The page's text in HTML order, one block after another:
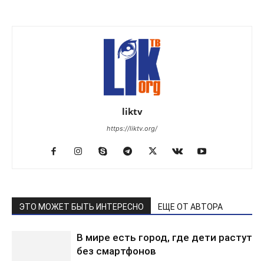
liktv
https://liktv.org/
ЭТО МОЖЕТ БЫТЬ ИНТЕРЕСНО ЕЩЕ ОТ АВТОРА
В мире есть город, где дети растут
без смартфонов